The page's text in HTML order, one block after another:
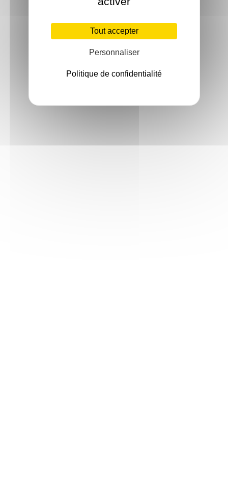
Tout accepter
Personnaliser
Politique de confidentialité